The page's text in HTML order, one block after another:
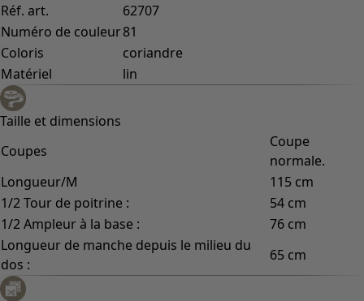
Réf. art.
62707
Numéro de couleur81
Coloris
coriandre
Matériel
lin
Taille et dimensions
Coupes
Coupe
normale.
Longueur/M
115 cm
1/2 Tour de poitrine :
54 cm
1/2 Ampleur à la base :
76 cm
Longueur de manche depuis le milieu du
dos :
65 cm